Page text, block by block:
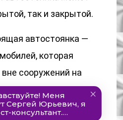
так и закрытой.
автостоянка —
которая
сооружений на
ним территориях.